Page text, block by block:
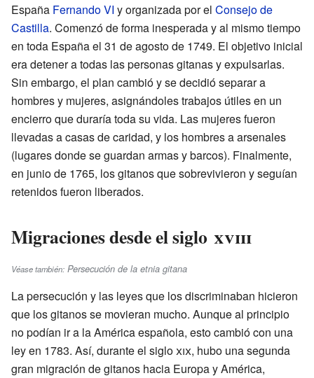
España Fernando VI y organizada por el Consejo de
Castilla. Comenzó de forma inesperada y al mismo tiempo
en toda España el 31 de agosto de 1749. El objetivo inicial
era detener a todas las personas gitanas y expulsarlas.
Sin embargo, el plan cambió y se decidió separar a
hombres y mujeres, asignándoles trabajos útiles en un
encierro que duraría toda su vida. Las mujeres fueron
llevadas a casas de caridad, y los hombres a arsenales
(lugares donde se guardan armas y barcos). Finalmente,
en junio de 1765, los gitanos que sobrevivieron y seguían
retenidos fueron liberados.
Migraciones desde el siglo xviii
Véase también: Persecución de la etnia gitana
La persecución y las leyes que los discriminaban hicieron
que los gitanos se movieran mucho. Aunque al principio
no podían ir a la América española, esto cambió con una
ley en 1783. Así, durante el sigloxix, hubo una segunda
gran migración de gitanos hacia Europa y América,